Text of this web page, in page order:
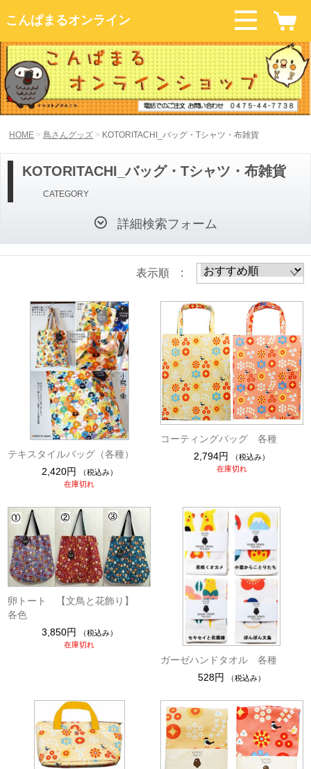
こんぱまるオンライン
HOME 鳥さんグッズ KOTORITACHI_バッグ・Tシャツ・布雑貨
KOTORITACHI_バッグ・Tシャツ・布雑貨
CATEGORY
詳細検索フォーム
表示順 :
テキスタイルバッグ（各種）
2,420円
（税込み）
在庫切れ
コーティングバッグ 各種
2,794円
（税込み）
在庫切れ
卵トート 【文鳥と花飾り】
各色
3,850円
（税込み）
在庫切れ
ガーゼハンドタオル 各種
528円
（税込み）